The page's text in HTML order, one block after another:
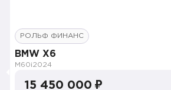
РОЛЬФ ФИНАНС
BMW X6
M60i2024
15 450 000 ₽